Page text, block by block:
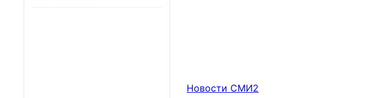
Новости СМИ2